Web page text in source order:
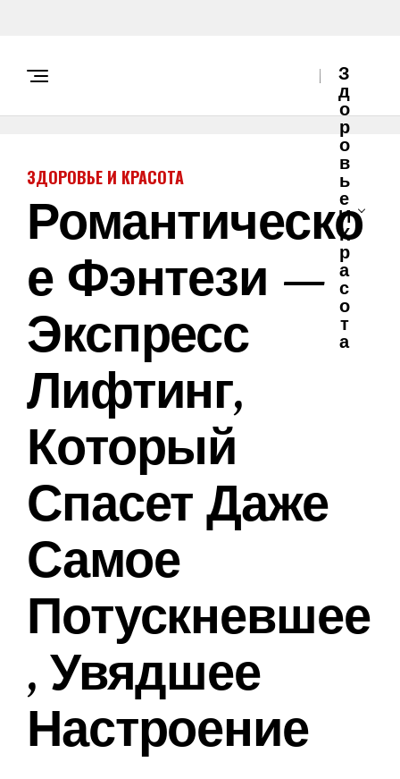
З
Д
О
Р
О
В
Ь
Е
И
К
Р
А
С
О
Т
А
ЗДОРОВЬЕ И КРАСОТА
Романтическо
Е Фэнтези —
Экспресс
Лифтинг,
Который
Спасет Даже
Самое
Потускневшее
, Увядшее
Настроение